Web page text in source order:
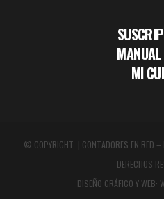
MI
© COPYRIGHT | CONTADORES EN RED
DERECHOS
DISEÑO GRÁFICO Y WEB: